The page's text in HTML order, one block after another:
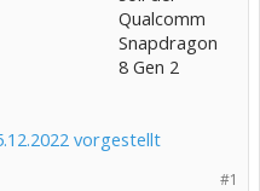
Qualcomm
Snapdragon
8 Gen 2
vorgestellt
#1